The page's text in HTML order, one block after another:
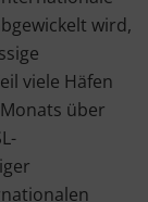
wird,
viele Häfen
über